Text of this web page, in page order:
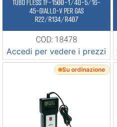
TUBO FLESS.TF-1500-1/4D-5/16-
45-GIALLO-V PER GAS
R22/R134/R407
COD: 18478
Accedi per vedere i prezzi
Su ordinazione